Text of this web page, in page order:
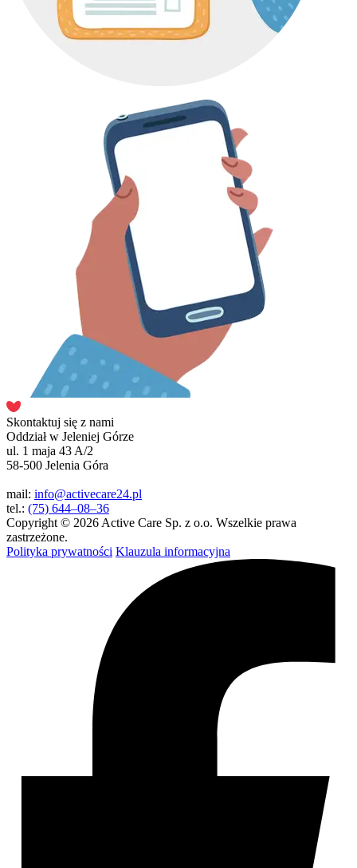
Skontaktuj się z nami
Oddział w Jeleniej Górze
ul. 1 maja 43 A/2
58-500 Jelenia Góra
mail: info@activecare24.pl
tel.: (75) 644–08–36
Copyright © 2026 Active Care Sp. z o.o. Wszelkie prawa
zastrzeżone.
Polityka prywatności Klauzula informacyjna